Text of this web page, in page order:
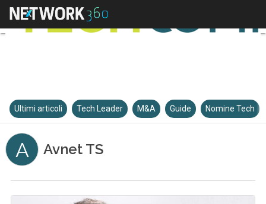
Ultimi articoli Tech Leader M&A Guide Nomine Tech
A Avnet TS